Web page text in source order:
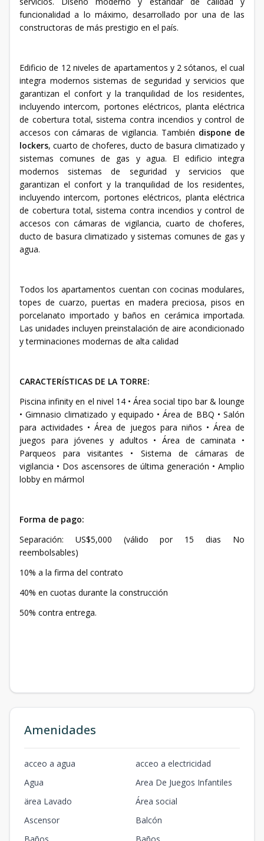
funcionalidad a lo máximo, desarrollado por una de las
constructoras de más prestigio en el país.
Edificio de 12 niveles de apartamentos y 2 sótanos, el cual
integra modernos sistemas de seguridad y servicios que
garantizan el confort y la tranquilidad de los residentes,
incluyendo intercom, portones eléctricos, planta eléctrica
de cobertura total, sistema contra incendios y control de
accesos con cámaras de vigilancia. También dispone de
lockers, cuarto de choferes, ducto de basura climatizado y
sistemas comunes de gas y agua. El edificio integra
modernos sistemas de seguridad y servicios que
garantizan el confort y la tranquilidad de los residentes,
incluyendo intercom, portones eléctricos, planta eléctrica
de cobertura total, sistema contra incendios y control de
accesos con cámaras de vigilancia, cuarto de choferes,
ducto de basura climatizado y sistemas comunes de gas y
agua.
Todos los apartamentos cuentan con cocinas modulares,
topes de cuarzo, puertas en madera preciosa, pisos en
porcelanato importado y baños en cerámica importada.
Las unidades incluyen preinstalación de aire acondicionado
y terminaciones modernas de alta calidad
CARACTERÍSTICAS DE LA TORRE:
Piscina infinity en el nivel 14 • Área social tipo bar & lounge
• Gimnasio climatizado y equipado • Área de BBQ • Salón
para actividades • Área de juegos para niños • Área de
juegos para jóvenes y adultos • Área de caminata •
Parqueos para visitantes • Sistema de cámaras de
vigilancia • Dos ascensores de última generación • Amplio
lobby en mármol
Forma de pago:
Separación: US$5,000 (válido por 15 dias No
reembolsables)
10% a la firma del contrato
40% en cuotas durante la construcción
50% contra entrega.
Amenidades
acceo a agua
acceo a electricidad
Agua
Area De Juegos Infantiles
ärea Lavado
Área social
Ascensor
Balcón